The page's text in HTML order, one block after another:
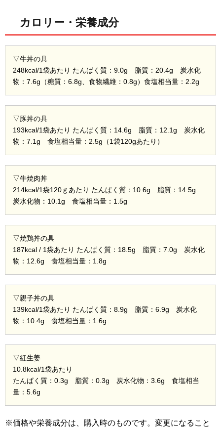
カロリー・栄養成分
▽牛丼の具
248kcal/1袋あたり たんぱく質：9.0g 脂質：20.4g 炭水化
物：7.6g（糖質：6.8g、食物繊維：0.8g）食塩相当量：2.2g
▽豚丼の具
193kcal/1袋あたり たんぱく質：14.6g 脂質：12.1g 炭水化
物：7.1g 食塩相当量：2.5g（1袋120gあたり）
▽牛焼肉丼
214kcal/1袋120ｇあたり たんぱく質：10.6g 脂質：14.5g
炭水化物：10.1g 食塩相当量：1.5g
▽焼鶏丼の具
187kcal / 1袋あたり たんぱく質：18.5g 脂質：7.0g 炭水化
物：12.6g 食塩相当量：1.8g
▽親子丼の具
139kcal/1袋あたり たんぱく質：8.9g 脂質：6.9g 炭水化
物：10.4g 食塩相当量：1.6g
▽紅生姜
10.8kcal/1袋あたり
たんぱく質：0.3g 脂質：0.3g 炭水化物：3.6g 食塩相当
量：5.6g
※価格や栄養成分は、購入時のものです。変更になること